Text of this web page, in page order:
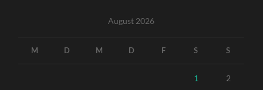
August 2026
M D M D F S S
1 2